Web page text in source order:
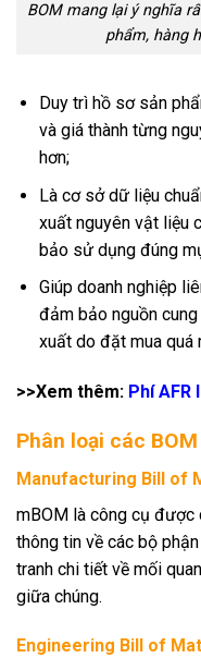
BOM mang lại ý nghĩa
phẩm, hàng
Duy trì hồ sơ sản
và giá thành từng
hơn;
Là cơ sở dữ liệu
xuất nguyên vật liệu
bảo sử dụng đúng
Giúp doanh nghiệp
đảm bảo nguồn
xuất do đặt mua quá
>>Xem thêm: Phí AFR
Phân loại các
Manufacturing Bill of
mBOM là công cụ được
thông tin về các bộ
tranh chi tiết về mối
giữa chúng.
Engineering Bill of